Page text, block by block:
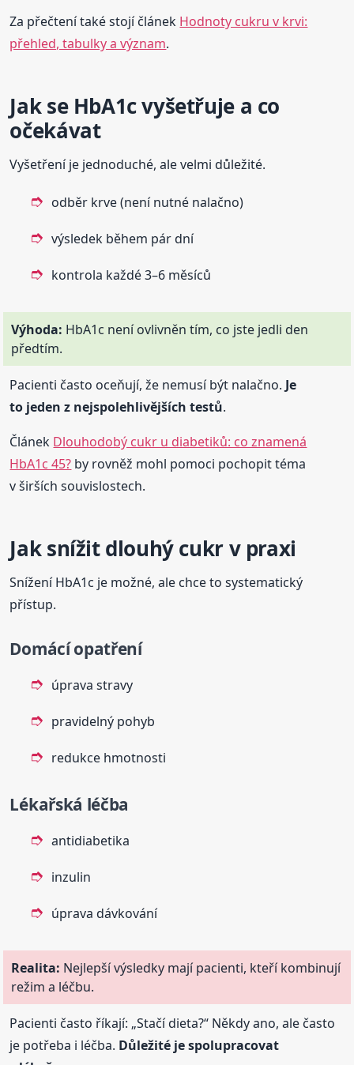
Za přečtení také stojí článek Hodnoty cukru v krvi:
přehled, tabulky a význam.
Jak se HbA1c vyšetřuje a co
očekávat
Vyšetření je jednoduché, ale velmi důležité.
odběr krve (není nutné nalačno)
výsledek během pár dní
kontrola každé 3–6 měsíců
Výhoda: HbA1c není ovlivněn tím, co jste jedli den
předtím.
Pacienti často oceňují, že nemusí být nalačno. Je
to jeden z nejspolehlivějších testů.
Článek Dlouhodobý cukr u diabetiků: co znamená
HbA1c 45? by rovněž mohl pomoci pochopit téma
v širších souvislostech.
Jak snížit dlouhý cukr v praxi
Snížení HbA1c je možné, ale chce to systematický
přístup.
Domácí opatření
úprava stravy
pravidelný pohyb
redukce hmotnosti
Lékařská léčba
antidiabetika
inzulin
úprava dávkování
Realita: Nejlepší výsledky mají pacienti, kteří kombinují
režim a léčbu.
Pacienti často říkají: „Stačí dieta?“ Někdy ano, ale často
je potřeba i léčba. Důležité je spolupracovat